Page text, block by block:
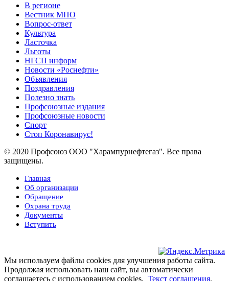
В регионе
Вестник МПО
Вопрос-ответ
Культура
Ласточка
Льготы
НГСП информ
Новости «Роснефти»
Объявления
Поздравления
Полезно знать
Профсоюзные издания
Профсоюзные новости
Спорт
Стоп Коронавирус!
© 2020 Профсоюз ООО "Харампурнефтегаз". Все права
защищены.
Главная
Об организации
Обращение
Охрана труда
Документы
Вступить
Мы используем файлы cookies для улучшения работы сайта.
Продолжая использовать наш сайт, вы автоматически
соглашаетесь с использованием cookies. Текст соглашения.